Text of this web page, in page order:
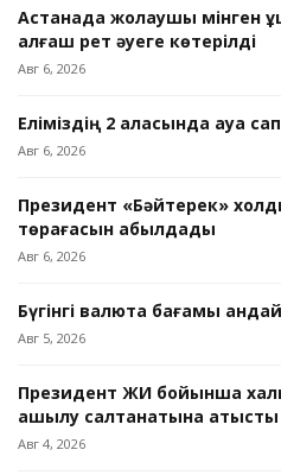
Астанада жолаушы мінген
алғаш рет әуеге көтерілді
Авг 6, 2026
Еліміздің 2 қаласында ауа
Авг 6, 2026
Президент «Бәйтерек»
төрағасын қабылдады
Авг 6, 2026
Бүгінгі валюта бағамы
Авг 5, 2026
Президент ЖИ бойынша
ашылу салтанатына қатысты
Авг 4, 2026